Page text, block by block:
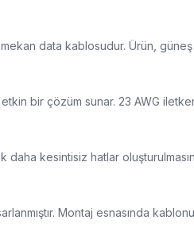
data kablosudur. Ürün, güneş
bir çözüm sunar. 23 AWG
kesintisiz hatlar
Montaj esnasında